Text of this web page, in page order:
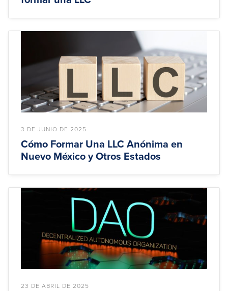
3 DE JUNIO DE 2025
Cómo Formar Una LLC Anónima en
Nuevo México y Otros Estados
23 DE ABRIL DE 2025